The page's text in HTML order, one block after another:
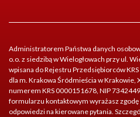
Administratorem Państwa danych
o.o. z siedzibą w Wielogłowach przy ul.
wpisana do Rejestru Przedsiębiorców
dla m. Krakowa Śródmieścia w Krakowie,
numerem KRS 0000151678, NIP
formularzu kontaktowym wyrażasz
odpowiedzi na kierowane pytania.